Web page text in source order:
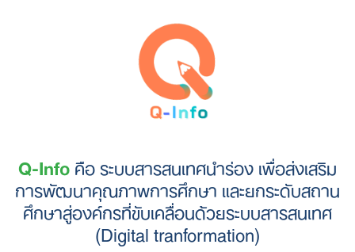
Q-Infoคือ ระบบสารสนเทศนำร่อง เพื่อส่งเสริม
การพัฒนาคุณภาพการศึกษา และยกระดับสถาน
ศึกษาสู่องค์กรที่ขับเคลื่อนด้วยระบบสารสนเทศ
(Digital tranformation)